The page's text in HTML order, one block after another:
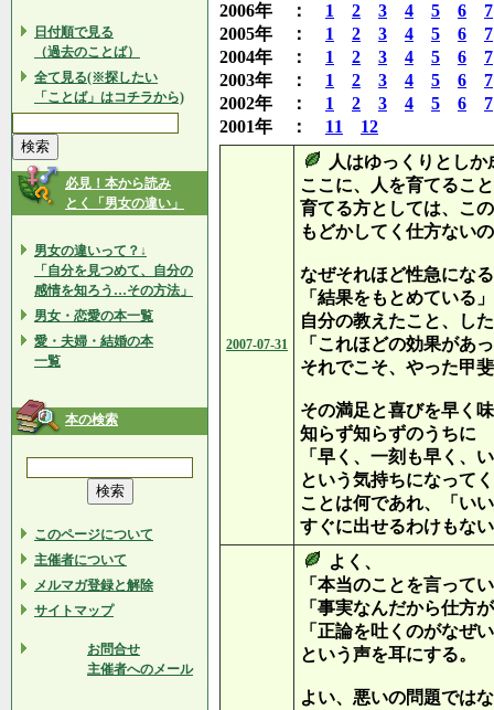
日付順で見る
（過去のことば）
全て見る(※探したい
「ことば」はコチラから)
必見！本から読み
とく「男女の違い」
男女の違いって？↓
「自分を見つめて、自分の
感情を知ろう…その方法」
男女・恋愛の本一覧
愛・夫婦・結婚の本
一覧
本の検索
このページについて
主催者について
メルマガ登録と解除
サイトマップ
お問合せ
主催者へのメール
2006年 ： 1 2 3 4 5 6
7
2005年 ： 1 2 3 4 5 6
7
2004年 ： 1 2 3 4 5 6
7
2003年 ： 1 2 3 4 5 6
7
2002年 ： 1 2 3 4 5 6
7
2001年 ： 11 12
2007-07-31
人はゆっくりとし
ここに、人を育てるこ
育てる方としては、こ
もどかしてく仕方ない
なぜそれほど性急にな
「結果をもとめている
自分の教えたこと、し
「これほどの効果があ
それでこそ、やった甲
その満足と喜びを早く
知らず知らずのうちに
「早く、一刻も早く、
という気持ちになって
ことは何であれ、「い
すぐに出せるわけもな
よく、
「本当のことを言って
「事実なんだから仕方
「正論を吐くのがなぜ
という声を耳にする。
よい、悪いの問題では